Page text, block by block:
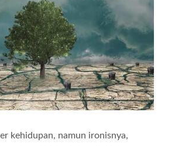
kehidupan, namun ironisnya,